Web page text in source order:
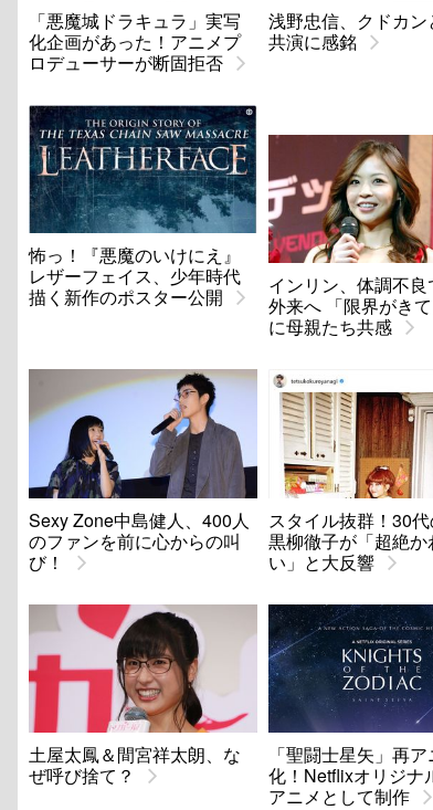
「悪魔城ドラキュラ」実写
化企画があった！アニメプ
ロデューサーが断固拒否
浅野忠信、クドカン
共演に感銘
怖っ！『悪魔のいけにえ』
レザーフェイス、少年時代
描く新作のポスター公開
インリン、体調不良
外来へ 「限界がき
に母親たち共感
Sexy Zone中島健人、400人
のファンを前に心からの叫
び！
スタイル抜群！30
黒柳徹子が「超絶か
い」と大反響
土屋太鳳＆間宮祥太朗、な
ぜ呼び捨て？
「聖闘士星矢」再ア
化！Netflixオリジナ
アニメとして制作